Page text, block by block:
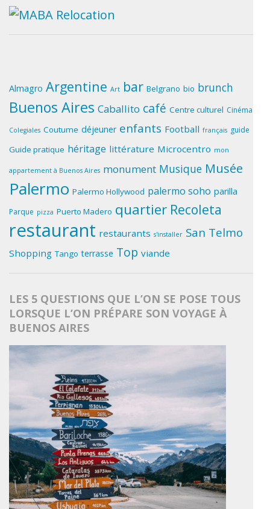
Almagro Argentine Art bar Belgrano bio brunch
Buenos Aires Caballito café Centre culturel Cinéma
Colegiales Coutume déjeuner enfants Football français guide
Guide pratique héritage littérature Microcentro mon
appartement à Buenos Aires monument Musique Musée
Palermo Palermo Hollywood palermo soho parilla
Parque pizza Puerto Madero quartier Recoleta
restaurant restaurants s'installer San Telmo
Shopping Tango terrasse Top viande
LES 5 QUESTIONS QUE L’ON SE POSE TOUS
LORSQUE L’ON PRÉPARE SON VOYAGE À
BUENOS AIRES